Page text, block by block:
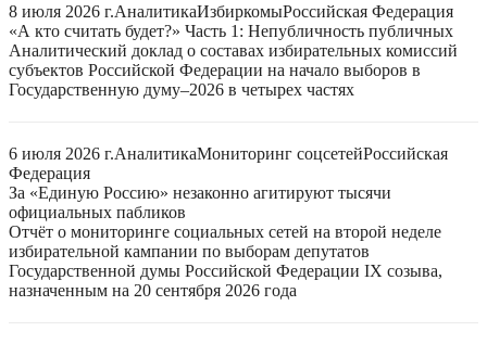
8 июля 2026 г.АналитикаИзбиркомыРоссийская Федерация
«А кто считать будет?» Часть 1: Непубличность публичных
Аналитический доклад о составах избирательных комиссий
субъектов Российской Федерации на начало выборов в
Государственную думу–2026 в четырех частях
6 июля 2026 г.АналитикаМониторинг соцсетейРоссийская
Федерация
За «Единую Россию» незаконно агитируют тысячи
официальных пабликов
Отчёт о мониторинге социальных сетей на второй неделе
избирательной кампании по выборам депутатов
Государственной думы Российской Федерации IX созыва,
назначенным на 20 сентября 2026 года